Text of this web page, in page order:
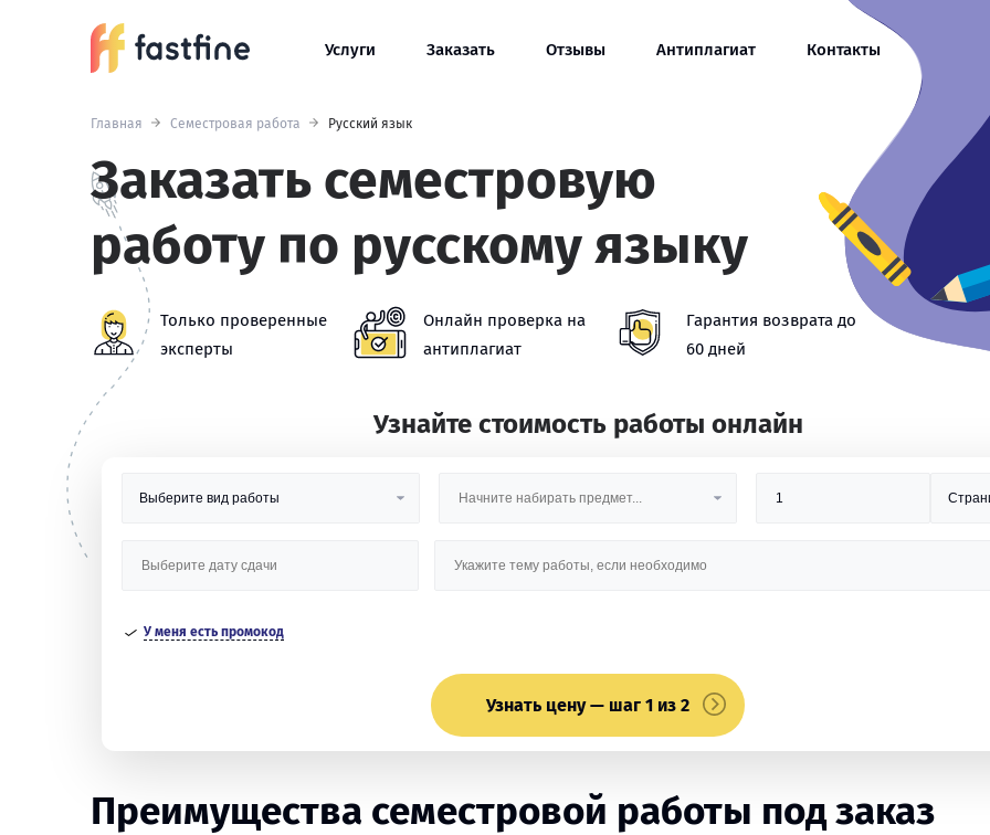
Услуги Заказать Отзывы Антиплагиат Контакты
Главная Семестровая работа Русский язык
Заказать семестровую
работу по русскому языку
Только проверенные
эксперты
Онлайн проверка на
антиплагиат
Гарантия возврата до
60 дней
Узнайте стоимость работы онлайн
У меня есть промокод
Узнать цену — шаг 1 из 2
Преимущества семестровой работы под заказ